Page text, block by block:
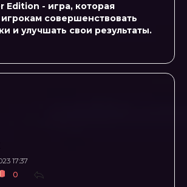
Edition - игра, которая
игрокам совершенствовать
и улучшать свои результаты.
17:37
0